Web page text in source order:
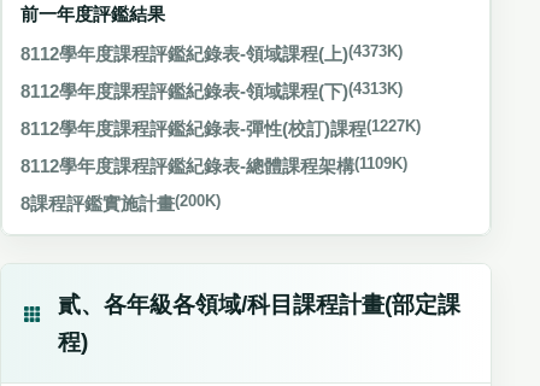
前一年度評鑑結果
8112學年度課程評鑑紀錄表-領域課程(上)(4373K)
8112學年度課程評鑑紀錄表-領域課程(下)(4313K)
8112學年度課程評鑑紀錄表-彈性(校訂)課程(1227K)
8112學年度課程評鑑紀錄表-總體課程架構(1109K)
8課程評鑑實施計畫(200K)
貳、各年級各領域/科目課程計畫(部定課
程)